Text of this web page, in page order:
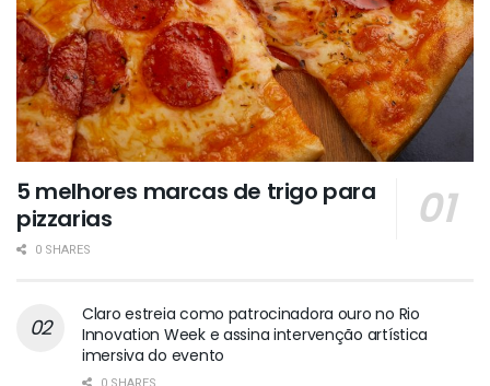
5 melhores marcas de trigo para
pizzarias
0 SHARES
Claro estreia como patrocinadora ouro no Rio
Innovation Week e assina intervenção artística
imersiva do evento